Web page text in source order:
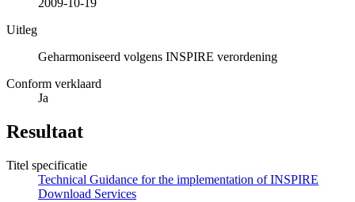
2009-10-19
Uitleg
Geharmoniseerd volgens INSPIRE verordening
Conform verklaard
Ja
Resultaat
Titel specificatie
Technical Guidance for the implementation of INSPIRE
Download Services